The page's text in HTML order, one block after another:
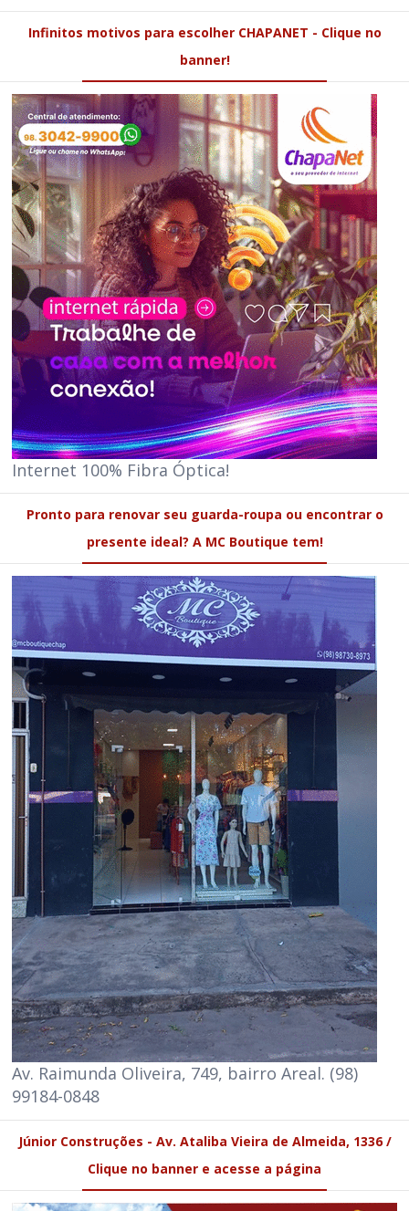
Infinitos motivos para escolher CHAPANET - Clique no
banner!
Internet 100% Fibra Óptica!
Pronto para renovar seu guarda-roupa ou encontrar o
presente ideal? A MC Boutique tem!
Av. Raimunda Oliveira, 749, bairro Areal. (98)
99184-0848
Júnior Construções - Av. Ataliba Vieira de Almeida, 1336 /
Clique no banner e acesse a página